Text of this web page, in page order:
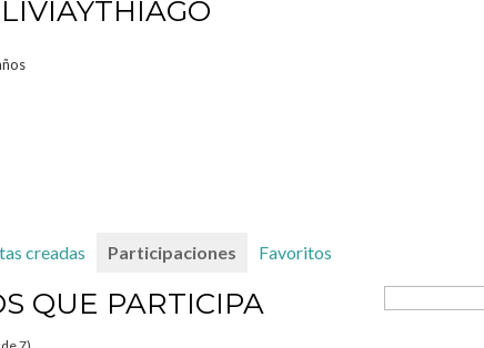
creadas Participaciones Favoritos
QUE PARTICIPA